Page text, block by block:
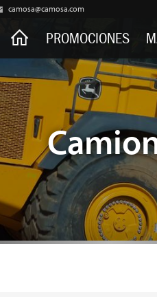
camosa@camosa.com
PROMOCIONES